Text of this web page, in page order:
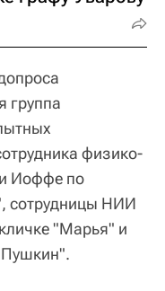
группа
физико-
Иоффе по
сотрудницы НИИ
"Марья" и
Пушкин".